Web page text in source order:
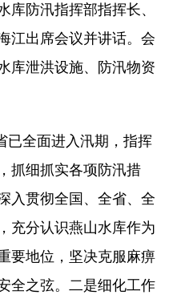
库防汛指挥部指挥长、
江出席会议并讲话。会
库泄洪设施、防汛物资
已全面进入汛期，指挥
抓细抓实各项防汛措
入贯彻全国、全省、全
充分认识燕山水库作为
要地位，坚决克服麻痹
全之弦。二是细化工作